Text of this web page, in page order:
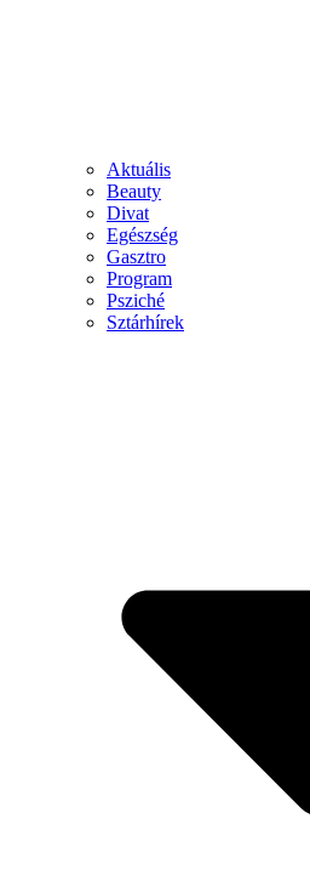
Aktuális
Beauty
Divat
Egészség
Gasztro
Program
Psziché
Sztárhírek